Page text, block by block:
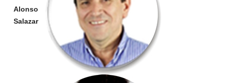
Alonso
Salazar